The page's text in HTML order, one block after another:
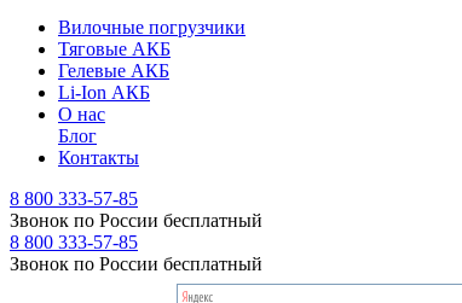
Вилочные погрузчики
Тяговые АКБ
Гелевые АКБ
Li-Ion АКБ
О нас
Блог
Контакты
8 800 333-57-85
Звонок по России бесплатный
8 800 333-57-85
Звонок по России бесплатный